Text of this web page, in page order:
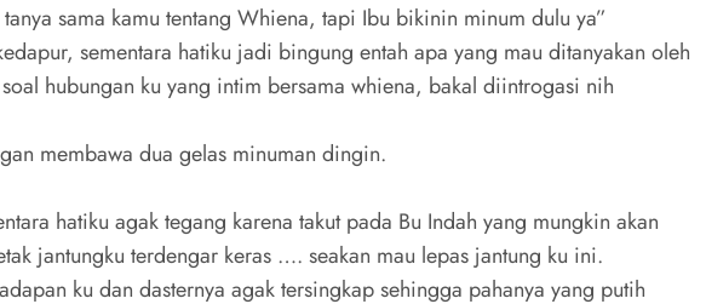
sama kamu tentang Whiena, tapi Ibu bikinin minum dulu ya”
sementara hatiku jadi bingung entah apa yang mau ditanyakan oleh
hubungan ku yang intim bersama whiena, bakal diintrogasi nih
membawa dua gelas minuman dingin.
hatiku agak tegang karena takut pada Bu Indah yang mungkin akan
jantungku terdengar keras …. seakan mau lepas jantung ku ini.
ku dan dasternya agak tersingkap sehingga pahanya yang putih